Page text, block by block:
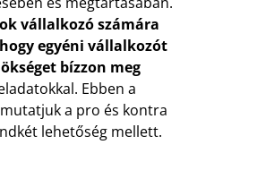
vállalkozó számára
egyéni vállalkozót
bízzon meg
Ebben a
a pro és kontra
lehetőség mellett.